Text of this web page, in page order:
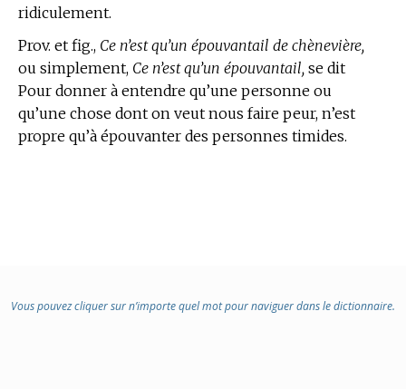
ridiculement.
Prov. et fig., Ce n’est qu’un épouvantail de chènevière,
ou simplement, Ce n’est qu’un épouvantail, se dit
Pour donner à entendre qu’une personne ou
qu’une chose dont on veut nous faire peur, n’est
propre qu’à épouvanter des personnes timides.
Vous pouvez cliquer sur n’importe quel mot pour naviguer dans le dictionnaire.